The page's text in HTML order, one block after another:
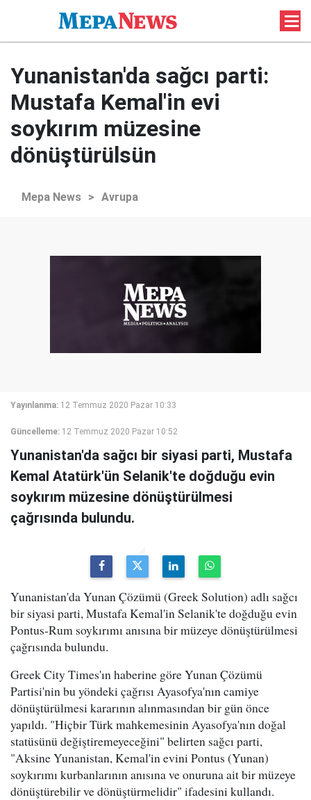
Yunanistan'da sağcı parti:
Mustafa Kemal'in evi
soykırım müzesine
dönüştürülsün
Mepa News > Avrupa
Yayınlanma: 12 Temmuz 2020 Pazar 10:33
Güncelleme: 12 Temmuz 2020 Pazar 10:52
Yunanistan'da sağcı bir siyasi parti, Mustafa
Kemal Atatürk'ün Selanik'te doğduğu evin
soykırım müzesine dönüştürülmesi
çağrısında bulundu.
Yunanistan'da Yunan Çözümü (Greek Solution) adlı sağcı
bir siyasi parti, Mustafa Kemal'in Selanik'te doğduğu evin
Pontus-Rum soykırımı anısına bir müzeye dönüştürülmesi
çağrısında bulundu.
Greek City Times'ın haberine göre Yunan Çözümü
Partisi'nin bu yöndeki çağrısı Ayasofya'nın camiye
dönüştürülmesi kararının alınmasından bir gün önce
yapıldı. "Hiçbir Türk mahkemesinin Ayasofya'nın doğal
statüsünü değiştiremeyeceğini" belirten sağcı parti,
"Aksine Yunanistan, Kemal'in evini Pontus (Yunan)
soykırımı kurbanlarının anısına ve onuruna ait bir müzeye
dönüştürebilir ve dönüştürmelidir" ifadesini kullandı.